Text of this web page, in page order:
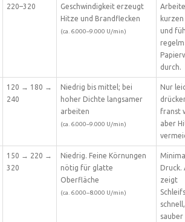
220–320
Geschwindigkeit erzeugt
Hitze und Brandflecken
(ca. 6.000–9.000 U/min)
und
durch.
120 → 180 →
240
Niedrig bis mittel; bei
hoher Dichte langsamer
arbeiten
(ca. 6.000–9.000 U/min)
Nur
franst
aber
150 → 220 →
320
Niedrig. Feine Körnungen
nötig für glatte
Oberfläche
(ca. 6.000–8.000 U/min)
Druck.
zeigt
sauber